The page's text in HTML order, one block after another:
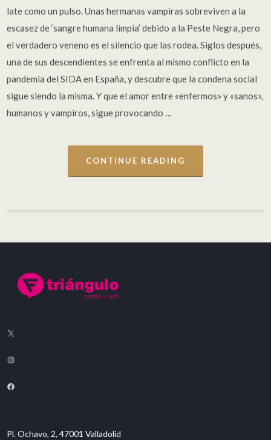
late como un pulso. Unas hermanas vampiras sobreviven a la
escasez de ‘sangre humana limpia’ debido a la Peste Negra, pero
el verdadero veneno es el silencio que las rodea. Siglos después,
una de sus descendientes se enfrenta al mismo conflicto en la
pandemia del SIDA en España, y descubre que la condena social
sigue siendo la misma. Y que el amor entre «enfermos» y «sanos»,
humanos y vampiros, sigue provocando …
CONTINUE READING
Pl. Ochavo, 2, 47001 Valladolid